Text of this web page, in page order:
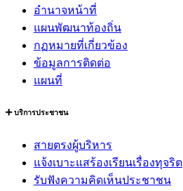
อำนาจหน้าที่
แผนพัฒนาท้องถิ่น
กฏหมายที่เกี่ยวข้อง
ข้อมูลการติดต่อ
แผนที่
บริการประชาชน
สายตรงผู้บริหาร
แจ้งเบาะแสร้องเรียนเรื่องทุจริต
รับฟังความคิดเห็นประชาชน